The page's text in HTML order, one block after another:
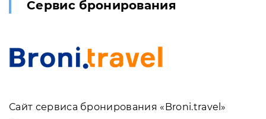
Сервис бронирования
Сайт сервиса бронирования «Broni.travel»